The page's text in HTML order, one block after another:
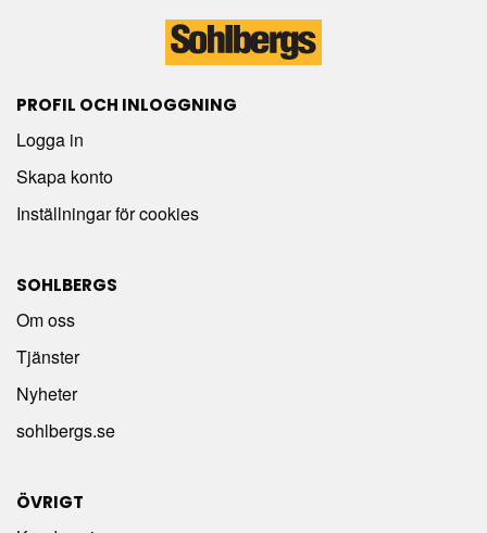
PROFIL OCH INLOGGNING
Logga in
Skapa konto
Inställningar för cookies
SOHLBERGS
Om oss
Tjänster
Nyheter
sohlbergs.se
ÖVRIGT